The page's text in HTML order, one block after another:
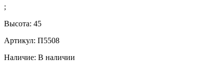
;
Высота: 45
Артикул: П5508
Наличие: В наличии